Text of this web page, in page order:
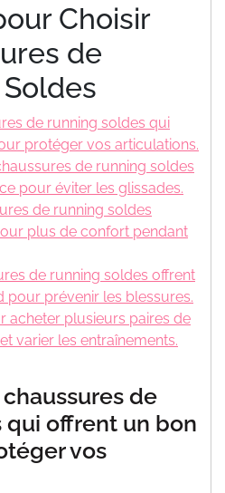
Choisir
de
de running soldes qui
protéger vos articulations.
de running soldes
pour éviter les glissades.
de running soldes
plus de confort pendant
de running soldes offrent
pour prévenir les blessures.
acheter plusieurs paires de
varier les entraînements.
de
offrent un bon
vos